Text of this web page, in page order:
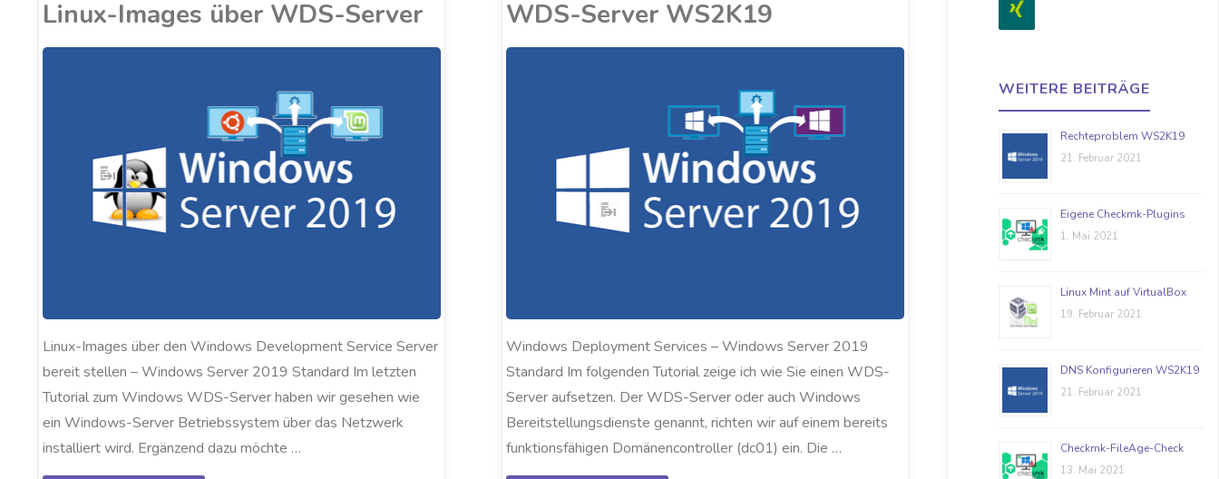
Linux-Images über WDS-Server
Linux-Images über den Windows Development Service Server
bereit stellen – Windows Server 2019 Standard Im letzten
Tutorial zum Windows WDS-Server haben wir gesehen wie
ein Windows-Server Betriebssystem über das Netzwerk
installiert wird. Ergänzend dazu möchte …
WDS-Server WS2K19
Windows Deployment Services – Windows Server 2019
Standard Im folgenden Tutorial zeige ich wie Sie einen WDS-
Server aufsetzen. Der WDS-Server oder auch Windows
Bereitstellungsdienste genannt, richten wir auf einem bereits
funktionsfähigen Domänencontroller (dc01) ein. Die …
WEITERE BEITRÄGE
Rechteproblem WS2K19
21. Februar 2021
Eigene Checkmk-Plugins
1. Mai 2021
Linux Mint auf VirtualBox
19. Februar 2021
DNS Konfigurieren WS2K19
21. Februar 2021
Checkmk-FileAge-Check
13. Mai 2021